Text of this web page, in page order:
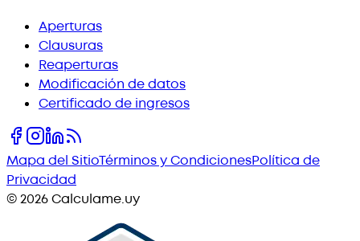
Aperturas
Clausuras
Reaperturas
Modificación de datos
Certificado de ingresos
Mapa del SitioTérminos y CondicionesPolítica de
Privacidad
©2026Calculame.uy